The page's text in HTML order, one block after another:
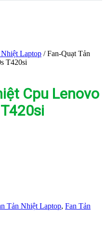
Laptop /Fan-Quạt Tản
T420si
Cpu Lenovo
Tản Nhiệt Laptop, Fan Tản